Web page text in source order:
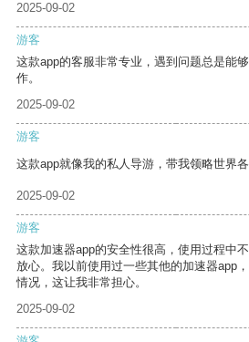
2025-09-02
游客
这款app的客服非常专业，遇到问题总是能
作。
2025-09-02
游客
这款app就像我的私人导游，带我领略世界各
2025-09-02
游客
这款加速器app的安全性很高，使用过程中
放心。我以前使用过一些其他的加速器app
情况，这让我非常担心。
2025-09-02